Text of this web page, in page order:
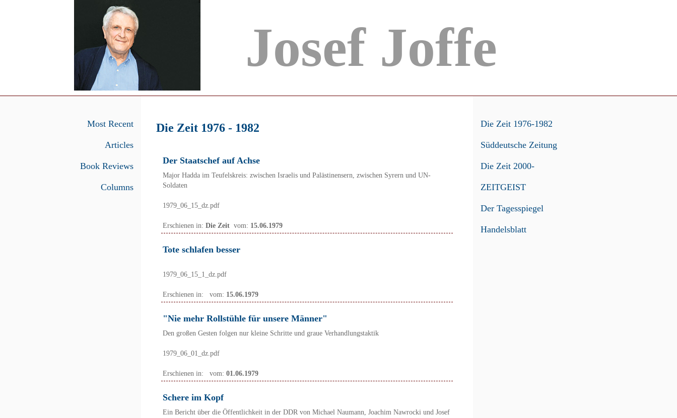
Josef Joffe
Most Recent
Articles
Book Reviews
Columns
Die Zeit 1976 - 1982
Der Staatschef auf Achse
Major Hadda im Teufelskreis: zwischen Israelis und Palästinensern, zwischen Syrern und UN-
Soldaten
1979_06_15_dz.pdf
Erschienen in:Die Zeit vom: 15.06.1979
Tote schlafen besser
1979_06_15_1_dz.pdf
Erschienen in: vom: 15.06.1979
"Nie mehr Rollstühle für unsere Männer"
Den großen Gesten folgen nur kleine Schritte und graue Verhandlungstaktik
1979_06_01_dz.pdf
Erschienen in: vom:01.06.1979
Schere im Kopf
Ein Bericht über die Öffentlichkeit in der DDR von Michael Naumann, Joachim Nawrocki und Josef
Die Zeit 1976-1982
Süddeutsche Zeitung
Die Zeit 2000-
ZEITGEIST
Der Tagesspiegel
Handelsblatt